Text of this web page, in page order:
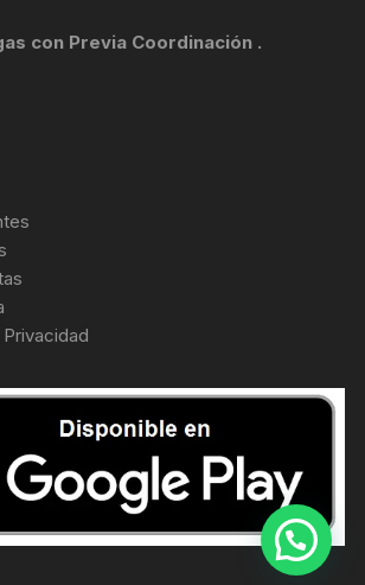
con Previa Coordinación .